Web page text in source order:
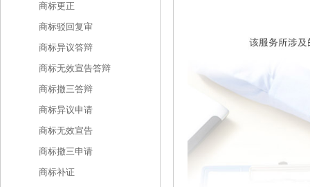
商标更正
商标驳回复审
商标异议答辩
商标无效宣告答辩
商标撤三答辩
商标异议申请
商标无效宣告
商标撤三申请
商标补证